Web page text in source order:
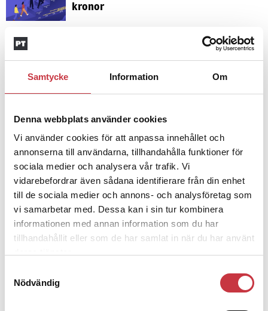
Samtycke Information Om
Denna webbplats använder cookies
Vi använder cookies för att anpassa innehållet och
annonserna till användarna, tillhandahålla funktioner för
sociala medier och analysera vår trafik. Vi
vidarebefordrar även sådana identifierare från din enhet
till de sociala medier och annons- och analysföretag som
vi samarbetar med. Dessa kan i sin tur kombinera
informationen med annan information som du har
tillhandahållit eller som de har samlat in när du har använt
Nödvändig
kronor
Insändare:Miljoner i sjön –
polisaspiranter underkänns på
godtyckliga grunder
Jens Mårtensson:Snart 20 år i tjänst
– nu ska han lära sig grunderna
4 juni 2026
Polisregionen erkänner fel: ”Kommer
att rättas till”